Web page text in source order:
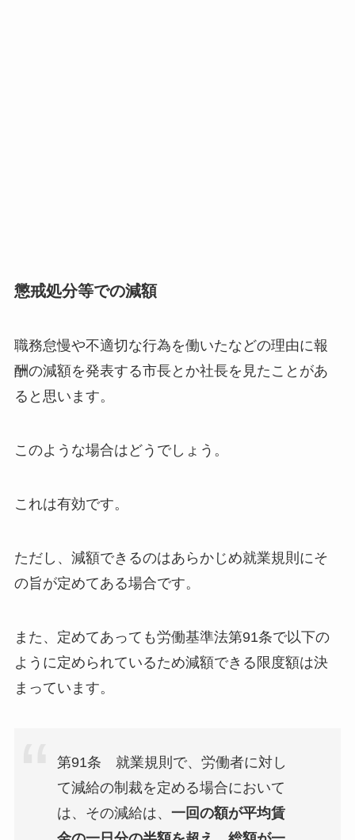
懲戒処分等での減額
職務怠慢や不適切な行為を働いたなどの理由に報
酬の減額を発表する市長とか社長を見たことがあ
ると思います。
このような場合はどうでしょう。
これは有効です。
ただし、減額できるのはあらかじめ就業規則にそ
の旨が定めてある場合です。
また、定めてあっても労働基準法第91条で以下の
ように定められているため減額できる限度額は決
まっています。
第91条 就業規則で、労働者に対し
て減給の制裁を定める場合において
は、その減給は、 一回の額が平均賃